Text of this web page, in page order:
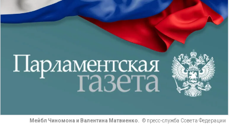
Мейбл Чиномона и Валентина Матвиенко. © пресс-служба Совета Федерации